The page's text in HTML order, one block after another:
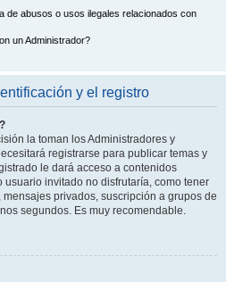
de abusos o usos ilegales relacionados con
un Administrador?
y el registro
la toman los Administradores y
registrarse para publicar temas y
le dará acceso a contenidos
invitado no disfrutaría, como tener
privados, suscripción a grupos de
segundos. Es muy recomendable.